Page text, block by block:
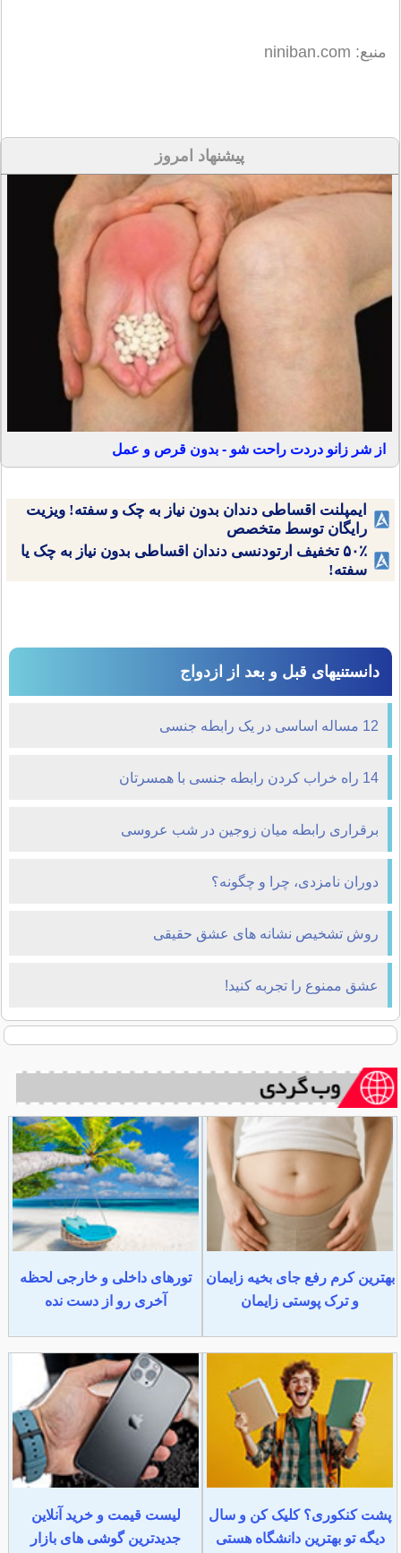
منبع: niniban.com
پیشنهاد امروز
از شر زانو دردت راحت شو - بدون قرص و عمل
ایمپلنت اقساطی دندان بدون نیاز به چک و سفته! ویزیت
رایگان توسط متخصص
۵۰٪ تخفیف ارتودنسی دندان اقساطی بدون نیاز به چک یا
سفته!
دانستنیهای قبل و بعد از ازدواج
12 مساله اساسی در یک رابطه جنسی
14 راه خراب کردن رابطه جنسی با همسرتان
برقراری رابطه میان زوجین در شب عروسی
دوران نامزدی، چرا و چگونه؟
روش تشخیص نشانه های عشق حقیقی
عشق ممنوع را تجربه کنید!
بهترین کرم رفع جای بخیه زایمان
و ترک پوستی زایمان
تورهای داخلی و خارجی لحظه
آخری رو از دست نده
پشت کنکوری؟ کلیک کن و سال
دیگه تو بهترین دانشگاه هستی
لیست قیمت و خرید آنلاین
جدیدترین گوشی های بازار